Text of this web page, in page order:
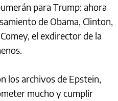
para Trump: ahora
de Obama, Clinton,
el exdirector de la
los archivos de Epstein,
mucho y cumplir